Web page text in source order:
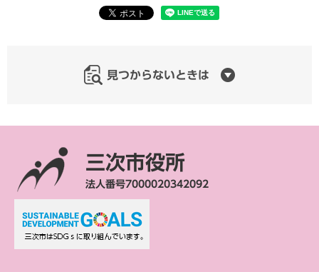
見つからないときは
三次市役所
法人番号7000020342092